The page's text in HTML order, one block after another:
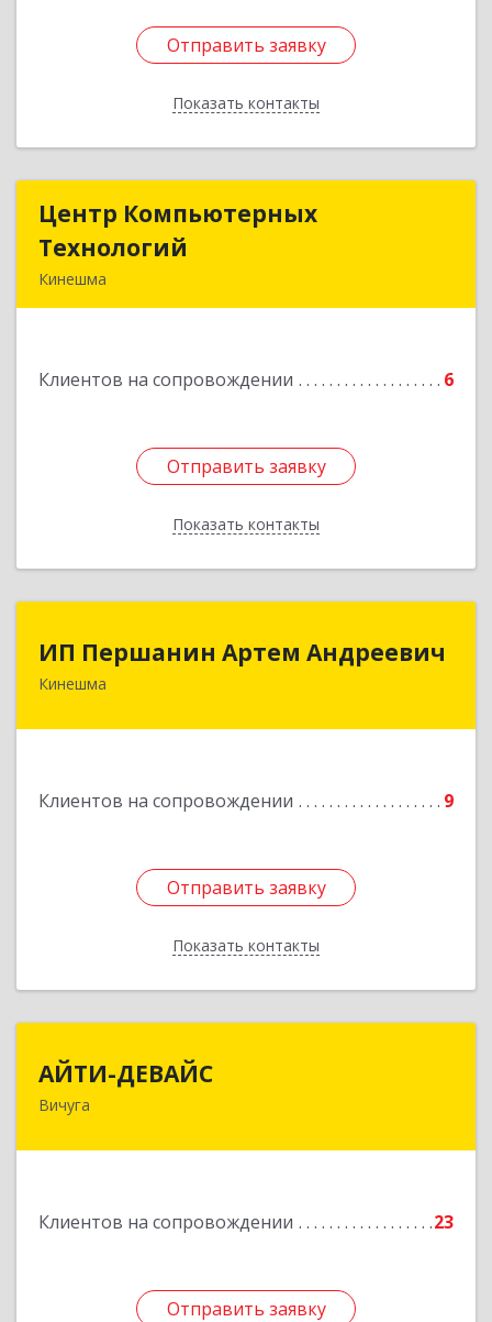
Отправить заявку
Показать контакты
Отправить заявку
Назад
Центр Компьютерных
Технологий
Кинешма
Клиентов на сопровождении 6
Отправить заявку
Показать контакты
Центр Компьютерных
Подробнее
Отправить заявку
Назад
ИП Першанин Артем Андреевич
Кинешма
Клиентов на сопровождении 9
Отправить заявку
Показать контакты
Отправить заявку
Назад
АЙТИ-ДЕВАЙС
Вичуга
Клиентов на сопровождении 23
Отправить заявку
155334, Ивановская обл, г.о. Вичуга, Вичуга г,
Отправить заявку